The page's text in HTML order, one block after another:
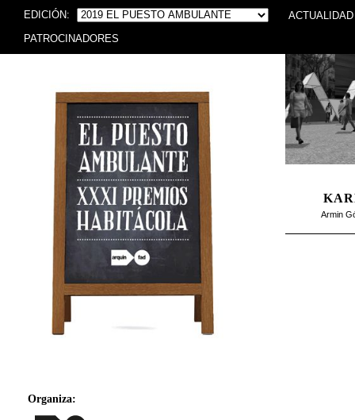
EDICIÓN: ACTUALIDAD
PATROCINADORES
Organiza:
Armin